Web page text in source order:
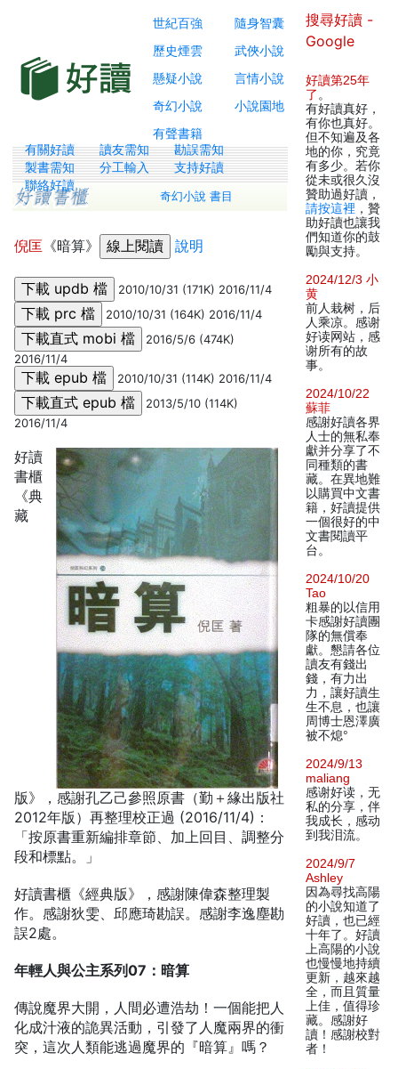
世紀百強
隨身智囊
歷史煙雲
武俠小說
懸疑小說
言情小說
奇幻小說
小說園地
有聲書籍
有關好讀 讀友需知
勘誤需知
製書需知
分工輸入
支持好讀
聯絡好讀
奇幻小說 書目
倪匡 《暗算》 說明
2010/10/31 (171K) 2016/11/4
2010/10/31 (164K) 2016/11/4
2016/5/6 (474K)
2016/11/4
2010/10/31 (114K) 2016/11/4
2013/5/10 (114K)
2016/11/4
好讀
書櫃
《典
藏
版》，感謝孔乙己參照原書（勤＋緣出版社
2012年版）再整理校正過 (2016/11/4)：
「按原書重新編排章節、加上回目、調整分
段和標點。」
好讀書櫃《經典版》，感謝陳偉森整理製
作。感謝狄雯、邱應琦勘誤。感謝李逸塵勘
誤2處。
年輕人與公主系列07：暗算
傳說魔界大開，人間必遭浩劫！一個能把人
化成汁液的詭異活動，引發了人魔兩界的衝
突，這次人類能逃過魔界的『暗算』嗎？
搜尋好讀 -
Google
好讀第25年
了 。
有好讀真好，
有你也真好。
但不知遍及各
地的你，究竟
有多少。若你
從未或很久沒
贊助過好讀，
請按這裡 ，贊
助好讀也讓我
們知道你的鼓
勵與支持。
2024/12/3 小
黄
前人栽树，后
人乘凉。感谢
好读网站，感
谢所有的故
事。
2024/10/22
蘇菲
感謝好讀各界
人士的無私奉
獻并分享了不
同種類的書
藏。在異地難
以購買中文書
籍，好讀提供
一個很好的中
文書閱讀平
台。
2024/10/20
Tao
粗暴的以信用
卡感謝好讀團
隊的無償奉
獻。懇請各位
讀友有錢出
錢，有力出
力，讓好讀生
生不息，也讓
周博士恩澤廣
被不熄°
2024/9/13
maliang
感谢好读，无
私的分享，伴
我成长，感动
到我泪流。
2024/9/7
Ashley
因為尋找高陽
的小說知道了
好讀，也已經
十年了。好讀
上高陽的小說
也慢慢地持續
更新，越來越
全，而且質量
上佳，值得珍
藏。感謝好
讀！感謝校對
者！